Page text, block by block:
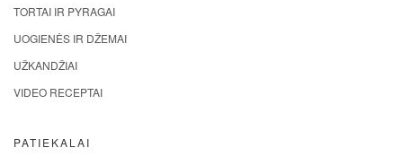
TORTAI IR PYRAGAI
UOGIENĖS IR DŽEMAI
UŽKANDŽIAI
VIDEO RECEPTAI
PATIEKALAI